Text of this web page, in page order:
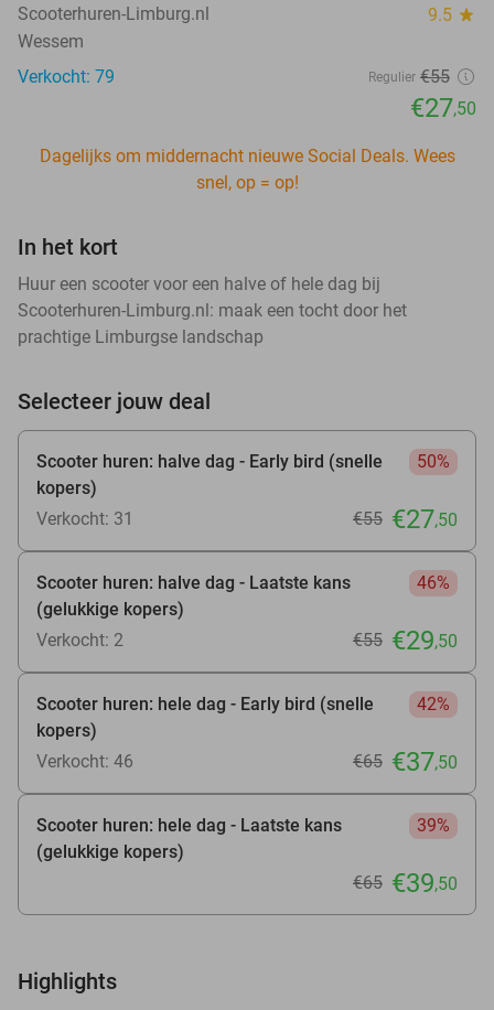
Scooterhuren-Limburg.nl 9.5 star
Wessem
Verkocht: 79
Regulier €55
€27,50
Dagelijks om middernacht nieuwe Social Deals. Wees
snel, op = op!
In het kort
Huur een scooter voor een halve of hele dag bij
Scooterhuren-Limburg.nl: maak een tocht door het
prachtige Limburgse landschap
Selecteer jouw deal
Scooter huren: halve dag - Early bird (snelle
kopers)
50%
Verkocht: 31 €55 €27,50
Scooter huren: halve dag - Laatste kans
(gelukkige kopers)
46%
Verkocht: 2 €55 €29,50
Scooter huren: hele dag - Early bird (snelle
kopers)
42%
Verkocht: 46 €65 €37,50
Scooter huren: hele dag - Laatste kans
(gelukkige kopers)
39%
€65 €39,50
Highlights